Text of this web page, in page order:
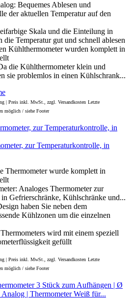
Bequemes Ablesen und
der aktuellen Temperatur auf den
Skala und die Einteilung in
die Temperatur gut und schnell ablesen
Kühlthermometer wurden komplett in
die Kühlthermometer klein und
sie problemlos in einen Kühlschrank...
| Preis inkl. MwSt., zzgl. Versandkosten Letzte
möglich / siehe Footer
zur Temperaturkontrolle, in
Thermometer wurde komplett in
Analoges Thermometer zur
Gefrierschränke, Kühlschränke und...
haben Sie neben dem
Kühlzonen um die einzelnen
wird mit einem speziell
gefüllt
| Preis inkl. MwSt., zzgl. Versandkosten Letzte
möglich / siehe Footer